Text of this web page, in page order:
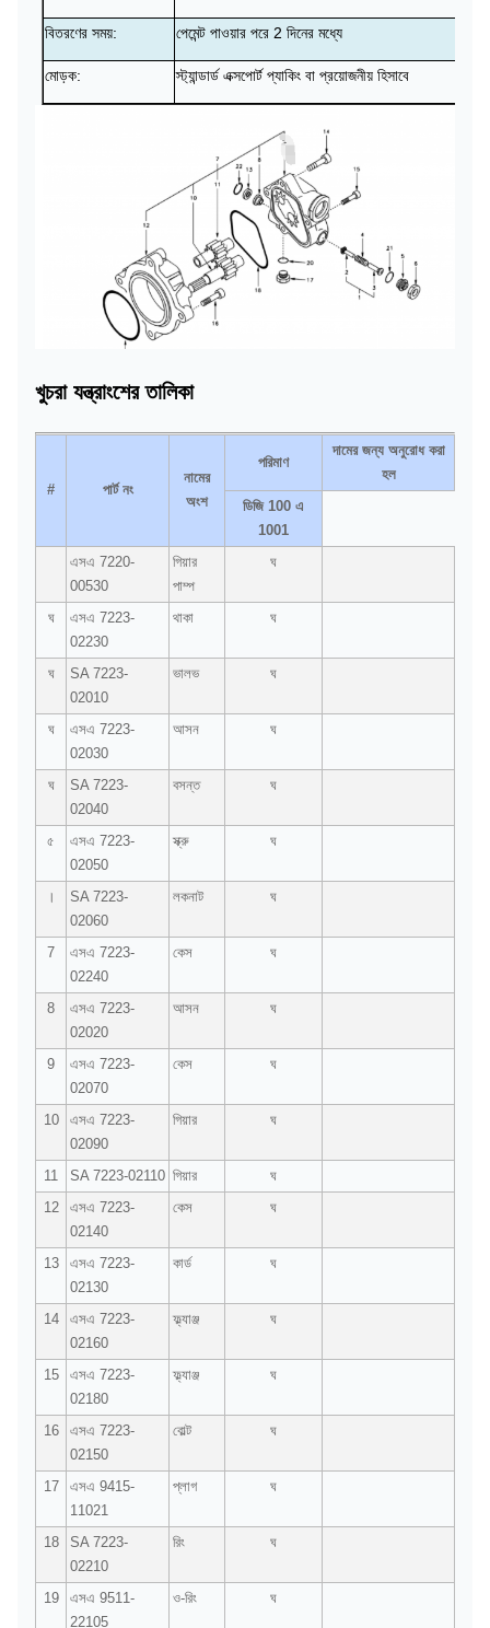
বিতরণের সময়: পেমেন্ট পাওয়ার পরে 2 দিনের মধ্যে
মোড়ক: স্ট্যান্ডার্ড এক্সপোর্ট প্যাকিং বা প্রয়োজনীয় হিসাবে
খুচরা যন্ত্রাংশের তালিকা
# পার্ট নং
নামের
অংশ
পরিমাণ
দামের জন্য অনুরোধ করা
হল
ডিজি 100 এ
1001
এসএ 7220-
00530
গিয়ার
পাম্প
ঘ
ঘ
এসএ 7223-
02230
থাকা ঘ
ঘ
SA 7223-
02010
ভালভ ঘ
ঘ
এসএ 7223-
02030
আসন ঘ
ঘ
SA 7223-
02040
বসন্ত ঘ
৫
এসএ 7223-
02050
স্ক্রু ঘ
।
SA 7223-
02060
লকনাট ঘ
7
এসএ 7223-
02240
কেস ঘ
8
এসএ 7223-
02020
আসন ঘ
9
এসএ 7223-
02070
কেস ঘ
10
এসএ 7223-
02090
গিয়ার ঘ
11 SA 7223-02110 গিয়ার
ঘ
12
এসএ 7223-
02140
কেস ঘ
13
এসএ 7223-
02130
কার্ড ঘ
14
এসএ 7223-
02160
ফ্ল্যাঞ্জ ঘ
15
এসএ 7223-
02180
ফ্ল্যাঞ্জ ঘ
16
এসএ 7223-
02150
বোল্ট ঘ
17
এসএ 9415-
11021
প্লাগ ঘ
18
SA 7223-
02210
রিং ঘ
19
এসএ 9511-
22105
ও-রিং ঘ